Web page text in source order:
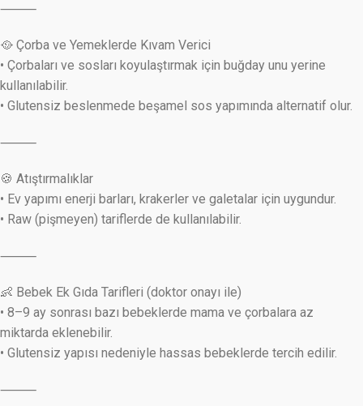
⸻
🥘 Çorba ve Yemeklerde Kıvam Verici
• Çorbaları ve sosları koyulaştırmak için buğday unu yerine
kullanılabilir.
• Glutensiz beslenmede beşamel sos yapımında alternatif olur.
⸻
🍪 Atıştırmalıklar
• Ev yapımı enerji barları, krakerler ve galetalar için uygundur.
• Raw (pişmeyen) tariflerde de kullanılabilir.
⸻
👶 Bebek Ek Gıda Tarifleri (doktor onayı ile)
• 8–9 ay sonrası bazı bebeklerde mama ve çorbalara az
miktarda eklenebilir.
• Glutensiz yapısı nedeniyle hassas bebeklerde tercih edilir.
⸻